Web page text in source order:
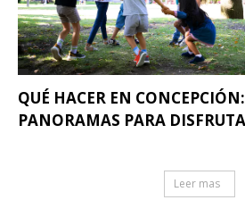
QUÉ HACER EN
PANORAMAS PARA
Leer mas